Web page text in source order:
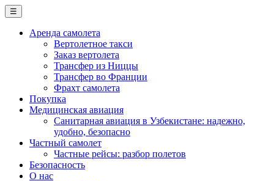
☰
Аренда самолета
Вертолетное такси
Заказ вертолета
Трансфер из Ниццы
Трансфер во Франции
Фрахт самолета
Покупка
Медицинская авиация
Санитарная авиация в Узбекистане: надежно,
удобно, безопасно
Частный самолет
Частные рейсы: разбор полетов
Безопасность
О нас